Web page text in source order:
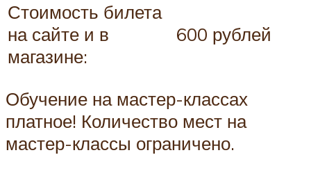
Стоимость билета
на сайте и в
магазине:
600 рублей
Обучение на мастер-классах
платное! Количество мест на
мастер-классы ограничено.